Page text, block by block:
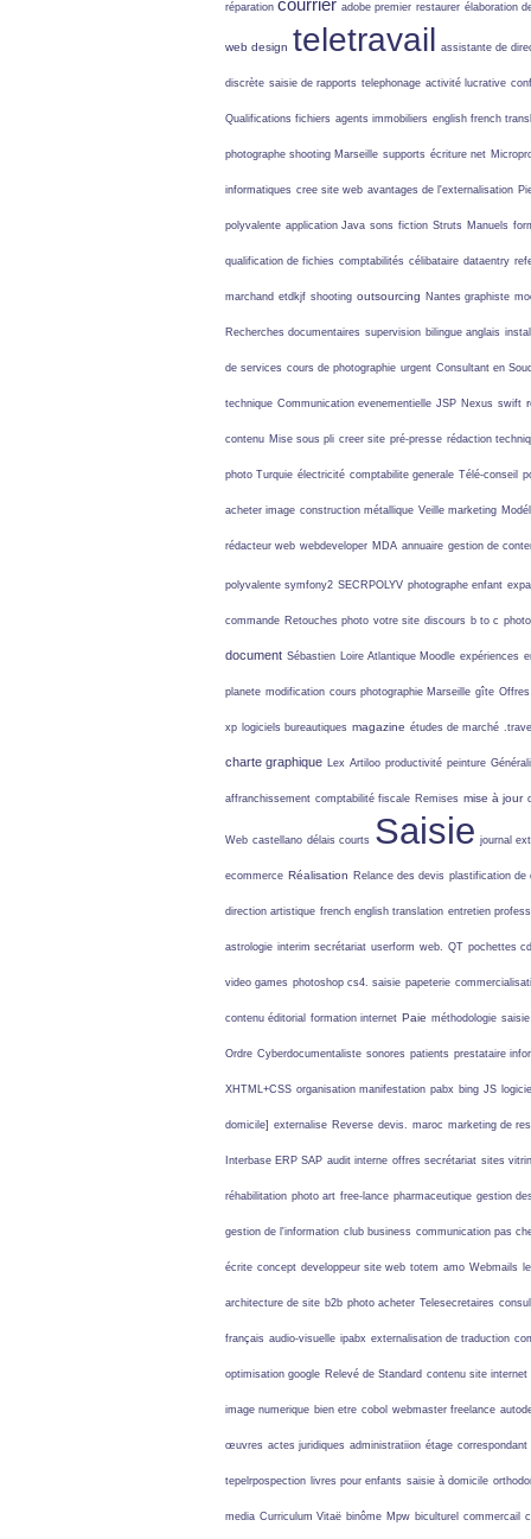
réparation courrier adobe premier restaurer élaboration
web design teletravail assistante de
discrète saisie de rapports telephonage activité lucrative
Qualifications fichiers agents immobiliers english french
photographe shooting Marseille supports écriture net
informatiques cree site web avantages de l'externalisation
polyvalente application Java sons fiction Struts Manuels
qualification de fichies comptabilités célibataire dataentry
marchand etdkjf shooting outsourcing Nantes graphiste
Recherches documentaires supervision bilingue anglais
de services cours de photographie urgent Consultant en
technique Communication evenementielle JSP Nexus swift
contenu Mise sous pli creer site pré-presse rédaction
photo Turquie électricité comptabilite generale Télé-conseil
acheter image construction métallique Veille marketing
rédacteur web webdeveloper MDA annuaire gestion de
polyvalente symfony2 SECRPOLYV photographe enfant
commande Retouches photo votre site discours b to c
document Sébastien Loire Atlantique Moodle expériences
planete modification cours photographie Marseille gîte
xp logiciels bureautiques magazine études de marché
charte graphique Lex Artiloo productivité peinture
affranchissement comptabilité fiscale Remises mise à jour
Web castellano délais courts Saisie journal
ecommerce Réalisation Relance des devis plastification de
direction artistique french english translation entretien
astrologie interim secrétariat userform web. QT pochettes cd
video games photoshop cs4. saisie papeterie
contenu éditorial formation internet Paie méthodologie
Ordre Cyberdocumentaliste sonores patients prestataire
XHTML+CSS organisation manifestation pabx bing JS
domicile] externalise Reverse devis. maroc marketing de
Interbase ERP SAP audit interne offres secrétariat sites
réhabilitation photo art free-lance pharmaceutique gestion
gestion de l'information club business communication pas
écrite concept developpeur site web totem amo Webmails
architecture de site b2b photo acheter Telesecretaires
français audio-visuelle ipabx externalisation de traduction
optimisation google Relevé de Standard contenu site internet
image numerique bien etre cobol webmaster freelance
œuvres actes juridiques administratiion étage correspondant
tepelrpospection livres pour enfants saisie à domicile
media Curriculum Vitaë binôme Mpw biculturel commercail